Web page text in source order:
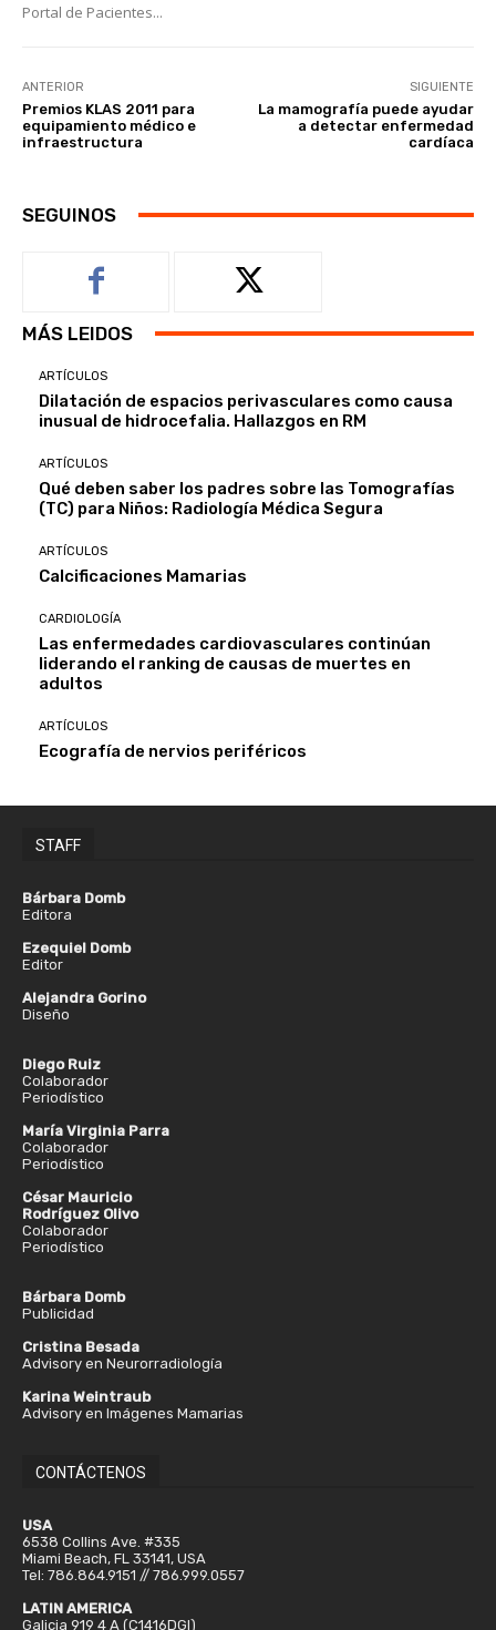
Portal de Pacientes...
ANTERIOR
Premios KLAS 2011 para
equipamiento médico e
infraestructura
SIGUIENTE
La mamografía puede ayudar
a detectar enfermedad
cardíaca
SEGUINOS
MÁS LEIDOS
ARTÍCULOS
Dilatación de espacios perivasculares como causa
inusual de hidrocefalia. Hallazgos en RM
ARTÍCULOS
Qué deben saber los padres sobre las Tomografías
(TC) para Niños: Radiología Médica Segura
ARTÍCULOS
Calcificaciones Mamarias
CARDIOLOGÍA
Las enfermedades cardiovasculares continúan
liderando el ranking de causas de muertes en
adultos
ARTÍCULOS
Ecografía de nervios periféricos
STAFF
Bárbara Domb
Editora
Ezequiel Domb
Editor
Alejandra Gorino
Diseño
Diego Ruiz
Colaborador
Periodístico
María Virginia Parra
Colaborador
Periodístico
César Mauricio
Rodríguez Olivo
Colaborador
Periodístico
Bárbara Domb
Publicidad
Cristina Besada
Advisory en Neurorradiología
Karina Weintraub
Advisory en Imágenes Mamarias
CONTÁCTENOS
USA
6538 Collins Ave. #335
Miami Beach, FL 33141, USA
Tel: 786.864.9151 // 786.999.0557
LATIN AMERICA
Galicia 919 4 A (C1416DGI)